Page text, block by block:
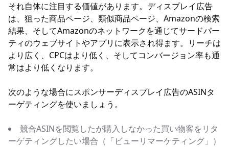
それ自体に注目する価値があります。ディスプレイ広告
は、狙った商品ページ、類似商品ページ、Amazonの検索
結果、そしてAmazonのネットワークを通じてサードパー
ティのウェブサイトやアプリに表示され得ます。リーチは
より広く、CPCはより低く、そしてコンバージョン率も通
常はより低くなります。
次のような場合にスポンサーディスプレイ広告のASINタ
ーゲティングを使いましょう。
競合ASINを閲覧したが購入しなかった買い物客をリタ
ーゲティングしたい場合（「ビューリマーケティング」）